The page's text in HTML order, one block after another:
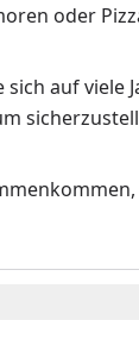
oder
auf viele